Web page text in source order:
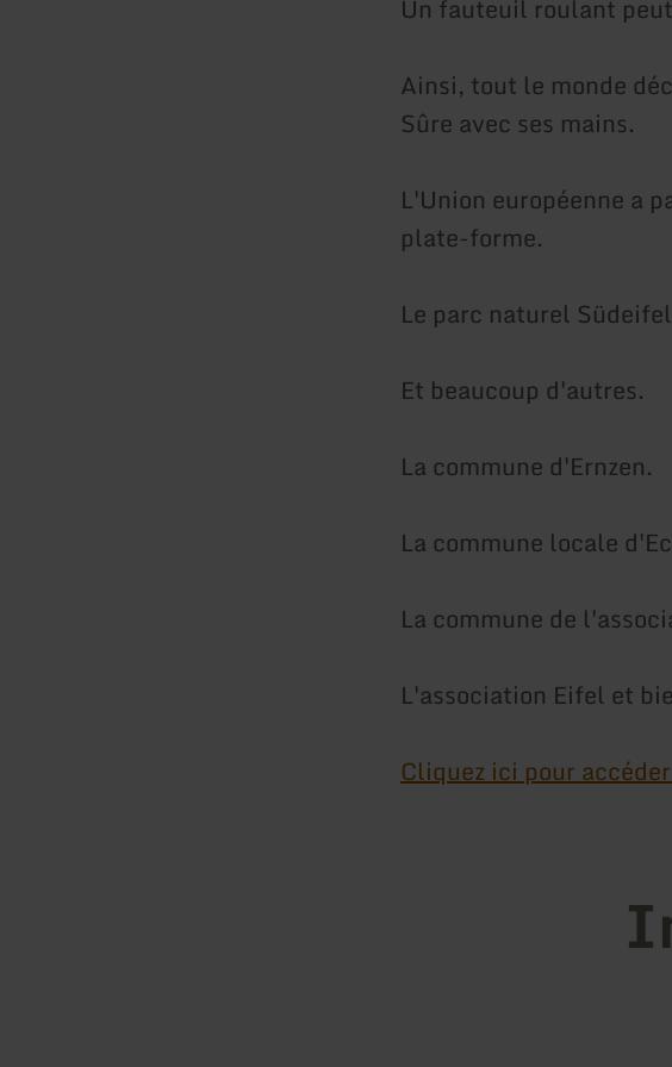
Un fauteuil roulant
Ainsi, tout le monde
Sûre avec ses mains.
L'Union européenne a
plate-forme.
Le parc naturel
Et beaucoup d'autres.
La commune d'Ernzen.
La commune locale
La commune de
L'association Eifel et
Cliquez ici pour